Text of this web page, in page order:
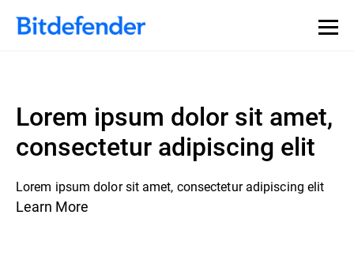
Lorem ipsum dolor sit amet,
consectetur adipiscing elit
Lorem ipsum dolor sit amet, consectetur adipiscing elit
Learn More